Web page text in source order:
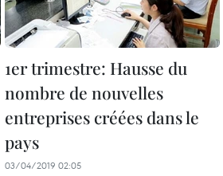
1er trimestre: Hausse du
nombre de nouvelles
entreprises créées dans le
pays
03/04/2019 02:05